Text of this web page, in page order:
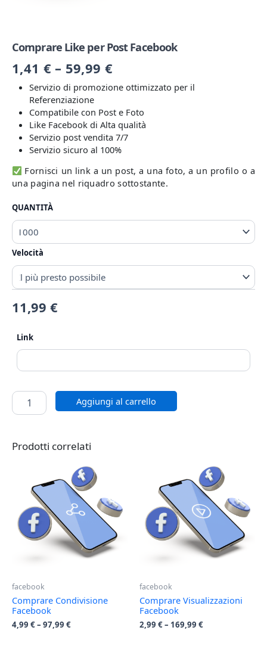
Comprare Like per Post Facebook
1,41 € – 59,99 €
Servizio di promozione ottimizzato per il
Referenziazione
Compatibile con Post e Foto
Like Facebook di Alta qualità
Servizio post vendita 7/7
Servizio sicuro al 100%
Fornisci un link a un post, a una foto, a un profilo o a
una pagina nel riquadro sottostante.
QUANTITÀ
Velocità
11,99 €
Link
Aggiungi al carrello
Prodotti correlati
facebook
Comprare Condivisione
Facebook
4,99 €– 97,99 €
facebook
Comprare Visualizzazioni
Facebook
2,99 €– 169,99 €